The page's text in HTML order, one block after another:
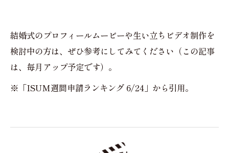
結婚式のプロフィールムービーや生い立ちビデオ制作を
検討中の方は、ぜひ参考にしてみてください（この記事
は、毎月アップ予定です）。
※「ISUM週間申請ランキング 6/24」から引用。